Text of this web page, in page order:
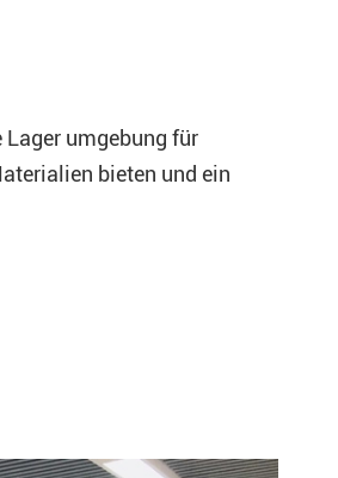
Lager umgebung für
bieten und ein